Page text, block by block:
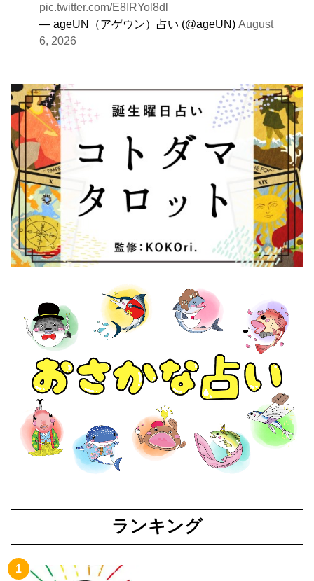
pic.twitter.com/E8IRYol8dl
— ageUN（アゲウン）占い (@ageUN)August
6, 2026
ランキング